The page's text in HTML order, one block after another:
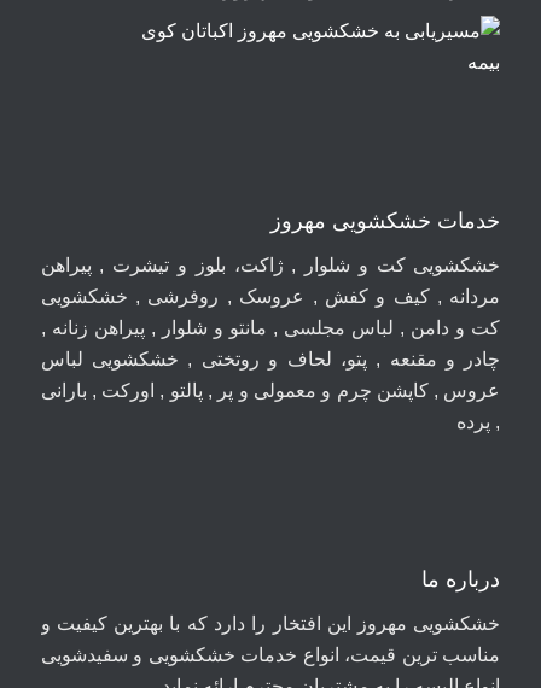
خدمات خشکشویی مهروز
خشکشویی کت و شلوار , ژاکت، بلوز و تیشرت , پیراهن
مردانه , کیف و کفش , عروسک , روفرشی , خشکشویی
کت و دامن , لباس مجلسی , مانتو و شلوار , پیراهن زنانه ,
چادر و مقنعه , پتو، لحاف و روتختی , خشکشویی لباس
عروس , کاپشن چرم و معمولی و پر , پالتو , اورکت , بارانی
, پرده
درباره ما
خشکشویی مهروز این افتخار را دارد که با بهترین کیفیت و
مناسب ترین قیمت، انواع خدمات خشکشویی و سفیدشویی